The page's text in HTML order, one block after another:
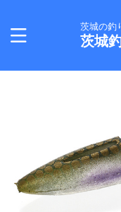
茨城の釣
茨城